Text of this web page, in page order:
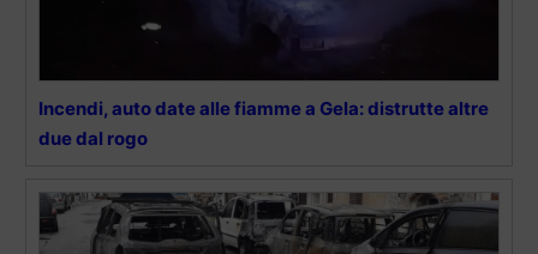
Incendi, auto date alle fiamme a Gela: distrutte altre
due dal rogo